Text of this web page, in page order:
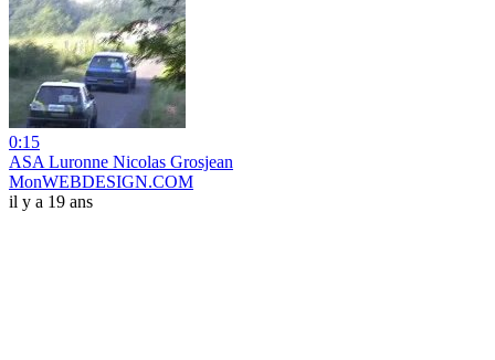
0:15
ASA Luronne Nicolas Grosjean
MonWEBDESIGN.COM
il y a 19 ans